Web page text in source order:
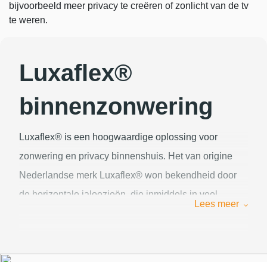
bijvoorbeeld meer privacy te creëren of zonlicht van de tv
te weren.
Luxaflex®
binnenzonwering
Luxaflex® is een hoogwaardige oplossing voor
zonwering en privacy binnenshuis. Het van origine
Nederlandse merk Luxaflex® won bekendheid door
de horizontale jaloezieën, die inmiddels in veel
bent u altijd verzekerd van producten die helemaal op
Lees meer